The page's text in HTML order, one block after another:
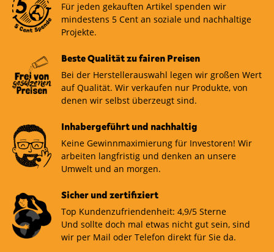
Für jeden gekauften Artikel spenden wir
mindestens 5 Cent an soziale und nachhaltige
Projekte.
Beste Qualität zu fairen Preisen
Bei der Herstellerauswahl legen wir großen Wert
auf Qualität. Wir verkaufen nur Produkte, von
denen wir selbst überzeugt sind.
Inhabergeführt und nachhaltig
Keine Gewinnmaximierung für Investoren! Wir
arbeiten langfristig und denken an unsere
Umwelt und an morgen.
Sicher und zertifiziert
Top Kundenzufriendenheit: 4,9/5 Sterne
Und sollte doch mal etwas nicht gut sein, sind
wir per Mail oder Telefon direkt für Sie da.